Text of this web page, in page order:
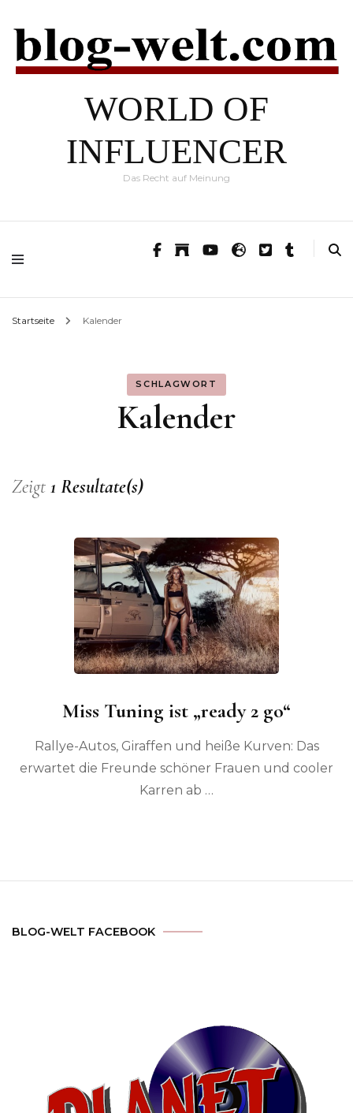
WORLD OF
INFLUENCER
Das Recht auf Meinung
Startseite Kalender
SCHLAGWORT
Kalender
Zeigt 1 Resultate(s)
Miss Tuning ist „ready 2 go“
Rallye-Autos, Giraffen und heiße Kurven: Das
erwartet die Freunde schöner Frauen und cooler
Karren ab …
BLOG-WELT FACEBOOK